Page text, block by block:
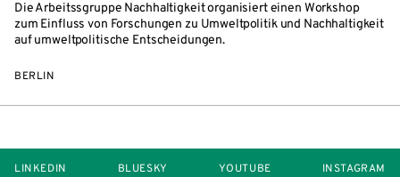
Die Arbeitssgruppe Nachhaltigkeit organisiert einen Workshop
zum Einfluss von Forschungen zu Umweltpolitik und Nachhaltigkeit
auf umweltpolitische Entscheidungen.
BERLIN
LINKEDIN BLUESKY YOUTUBE INSTAGRAM